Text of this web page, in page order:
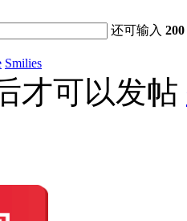
还可输入200
Smilies
才可以发帖